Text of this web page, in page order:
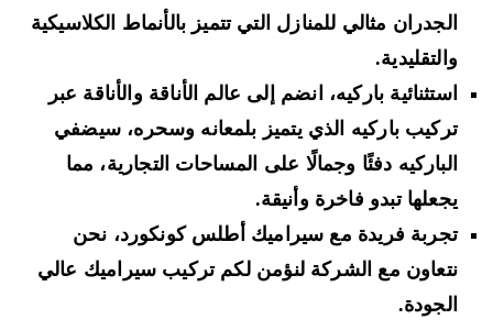
الجدران مثالي للمنازل التي تتميز بالأنماط الكلاسيكية
والتقليدية.
استثنائية باركيه، انضم إلى عالم الأناقة والأناقة عبر
تركيب باركيه الذي يتميز بلمعانه وسحره، سيضفي
الباركيه دفئًا وجمالًا على المساحات التجارية، مما
يجعلها تبدو فاخرة وأنيقة.
تجربة فريدة مع سيراميك أطلس كونكورد، نحن
نتعاون مع الشركة لنؤمن لكم تركيب سيراميك عالي
الجودة.